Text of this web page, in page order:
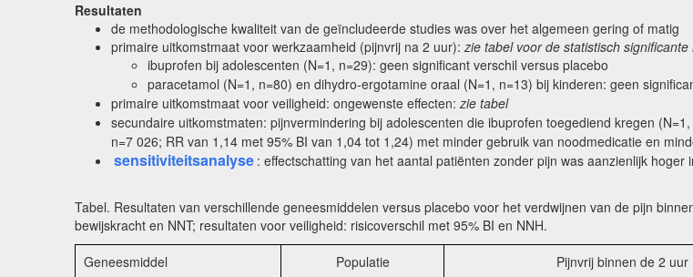
Resultaten
de methodologische kwaliteit van de geïncludeerde studies was over het algemeen gering of matig
primaire uitkomstmaat voor werkzaamheid (pijnvrij na 2 uur):zie tabel voor de statistisch
ibuprofen bij adolescenten (N=1, n=29): geen significant verschil versus placebo
paracetamol (N=1, n=80) en dihydro-ergotamine oraal (N=1, n=13) bij kinderen: geen
primaire uitkomstmaat voor veiligheid: ongewenste effecten:zie tabel
secundaire uitkomstmaten: pijnvermindering bij adolescenten die ibuprofen toegediend kregen (N=1,
n=7 026; RR van 1,14 met 95% BI van 1,04 tot 1,24) met minder gebruik van noodmedicatie en
sensitiviteitsanalyse : effectschatting van het aantal patiënten zonder pijn was aanzienlijk hoger
Tabel. Resultaten van verschillende geneesmiddelen versus placebo voor het verdwijnen van de pijn
bewijskracht en NNT; resultaten voor veiligheid: risicoverschil met 95% BI en NNH.
Geneesmiddel
Populatie Pijnvrij binnen de 2 uur